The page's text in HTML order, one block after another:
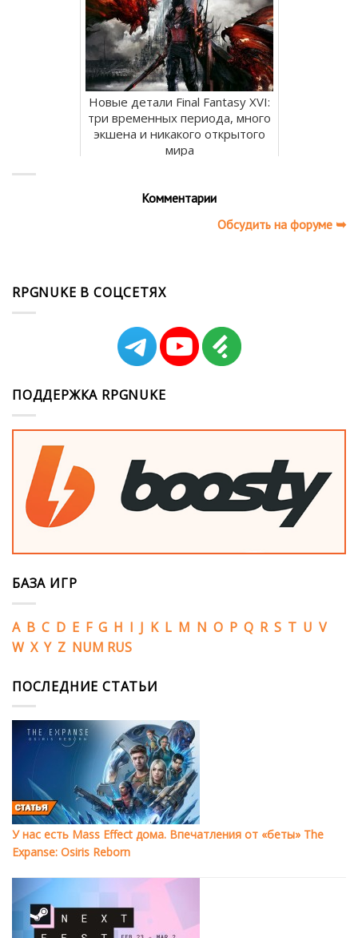
Новые детали Final Fantasy XVI:
три временных периода, много
экшена и никакого открытого
мира
Комментарии
Обсудить на форуме ➥
RPGNUKE В СОЦСЕТЯХ
ПОДДЕРЖКА RPGNUKE
БАЗА ИГР
A B C D E F G H I J K L M N O P Q R S T U V
W X Y Z NUM RUS
ПОСЛЕДНИЕ СТАТЬИ
У нас есть Mass Effect дома. Впечатления от «беты» The
Expanse: Osiris Reborn